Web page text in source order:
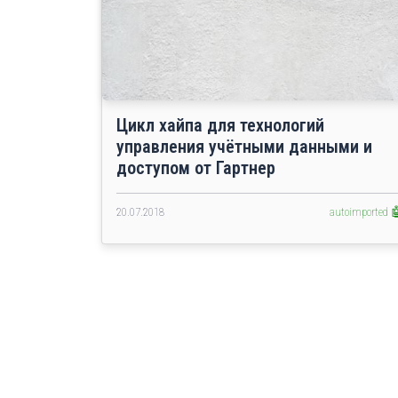
Цикл хайпа для технологий
управления учётными данными и
доступом от Гартнер
20.07.2018 autoimported